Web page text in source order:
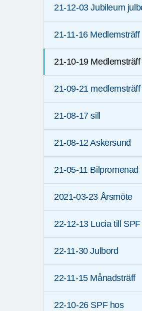
21-12-03 Jubileum
21-11-16 Medlemsträff
21-10-19 Medlemsträff
21-09-21 medlemsträff
21-08-17 sill
21-08-12 Askersund
21-05-11 Bilpromenad
2021-03-23 Årsmöte
22-12-13 Lucia till SPF
22-11-30 Julbord
22-11-15 Månadsträff
22-10-26 SPF hos